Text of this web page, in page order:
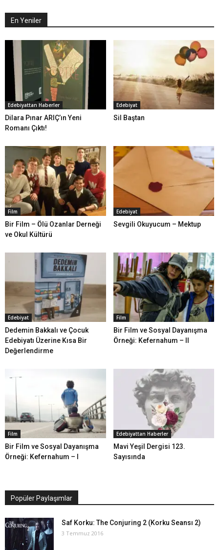
En Yeniler
Edebiyattan Haberler
Dilara Pınar ARIÇ’ın Yeni
Romanı Çıktı!
Edebiyat
Sil Baştan
Film
Bir Film – Ölü Ozanlar Derneği
ve Okul Kültürü
Edebiyat
Sevgili Okuyucum – Mektup
Edebiyat
Dedemin Bakkalı ve Çocuk
Edebiyatı Üzerine Kısa Bir
Değerlendirme
Film
Bir Film ve Sosyal Dayanışma
Örneği: Kefernahum – II
Film
Bir Film ve Sosyal Dayanışma
Örneği: Kefernahum – I
Edebiyattan Haberler
Mavi Yeşil Dergisi 123.
Sayısında
Popüler Paylaşımlar
Saf Korku: The Conjuring 2 (Korku Seansı 2)
3 Temmuz 2016